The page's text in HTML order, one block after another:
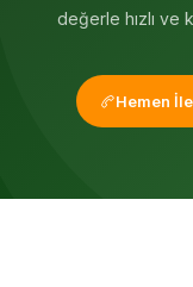
değerle hızlı ve
Hemen